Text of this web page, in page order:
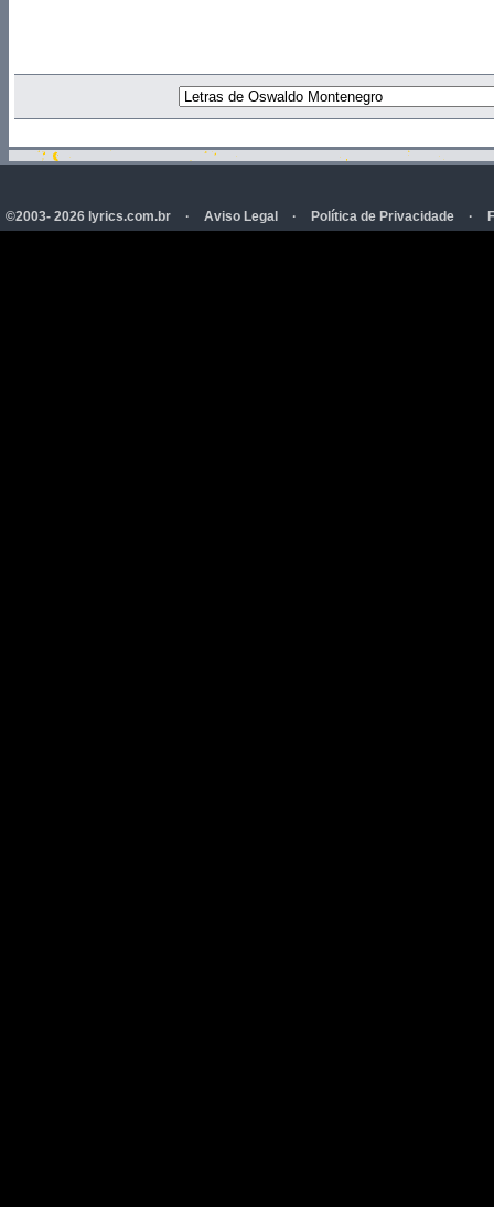
©2003- 2026 lyrics.com.br · Aviso Legal · Política de Privacidade ·